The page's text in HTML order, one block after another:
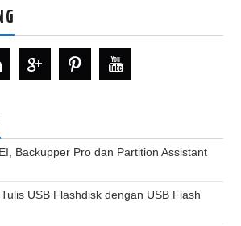
Backupper Pro dan Partition Assistant
USB Flashdisk dengan USB Flash